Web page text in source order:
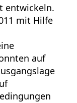
entwickeln.
mit Hilfe
auf